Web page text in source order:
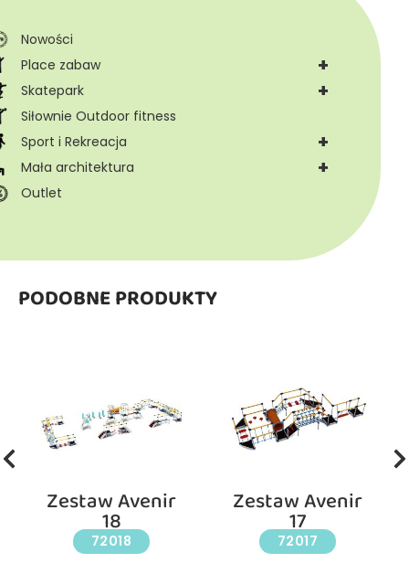
Nowości
+
Place zabaw
+
Skatepark
Siłownie Outdoor fitness
+
Sport i Rekreacja
+
Mała architektura
Outlet
PODOBNE PRODUKTY
Zestaw Avenir
18
72018
Zestaw Avenir
17
72017